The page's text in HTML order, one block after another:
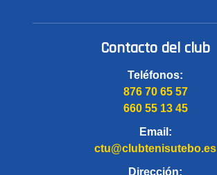
Contacto del club
Teléfonos:
876 70 65 57
660 55 13 45
Email:
ctu@clubtenisutebo.es
Dirección: